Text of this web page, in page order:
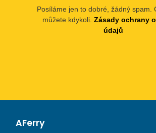
Posíláme jen to dobré, žádný spam.
můžete kdykoli. Zásady ochrany
údajů
AFerry